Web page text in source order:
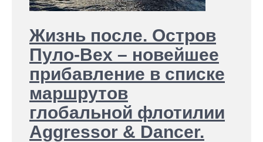
Жизнь после. Остров
Пуло-Вех – новейшее
прибавление в списке
маршрутов
глобальной флотилии
Aggressor & Dancer.